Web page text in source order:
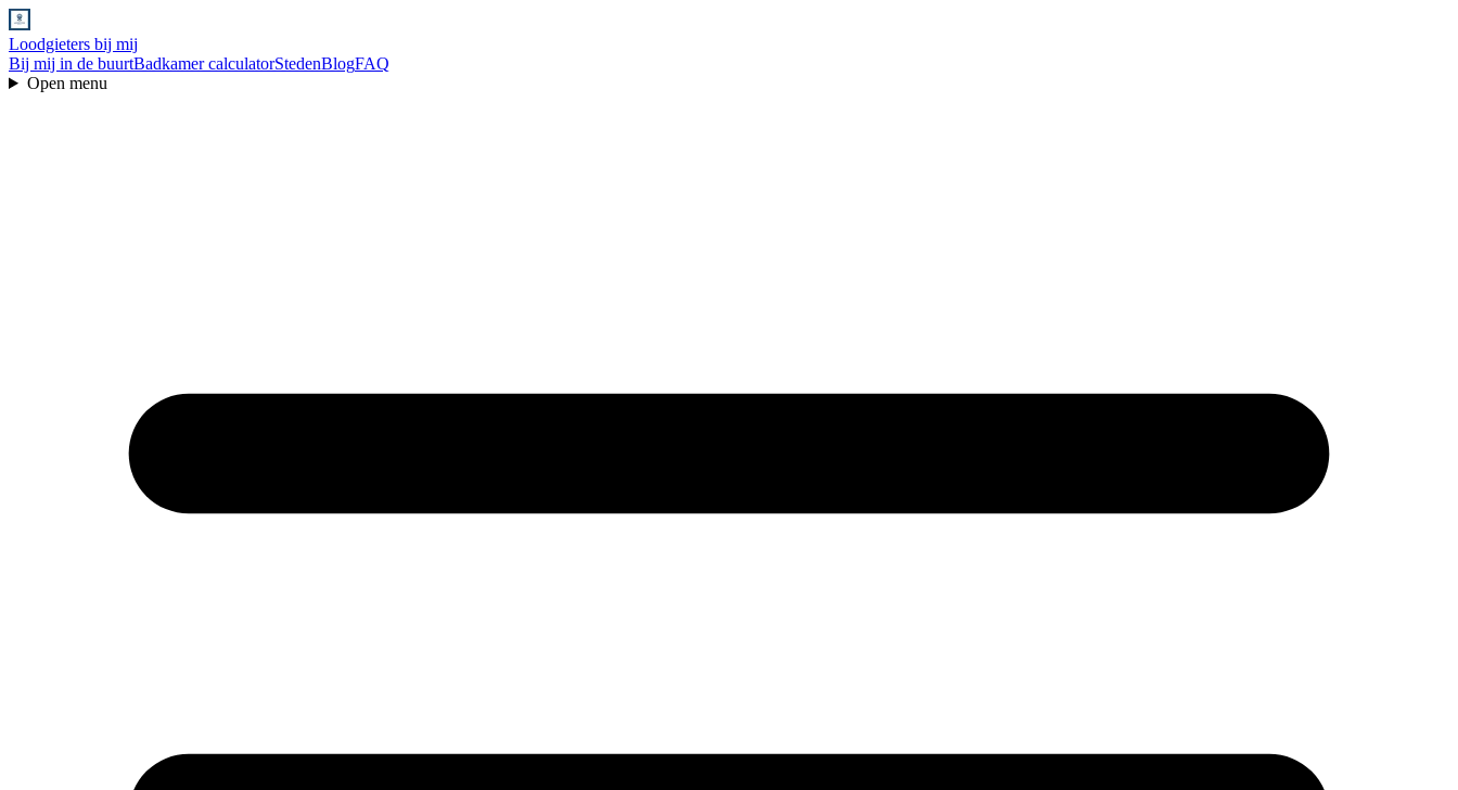
Loodgieters bij mij
Bij mij in de buurtBadkamer calculatorStedenBlogFAQ
Open menu